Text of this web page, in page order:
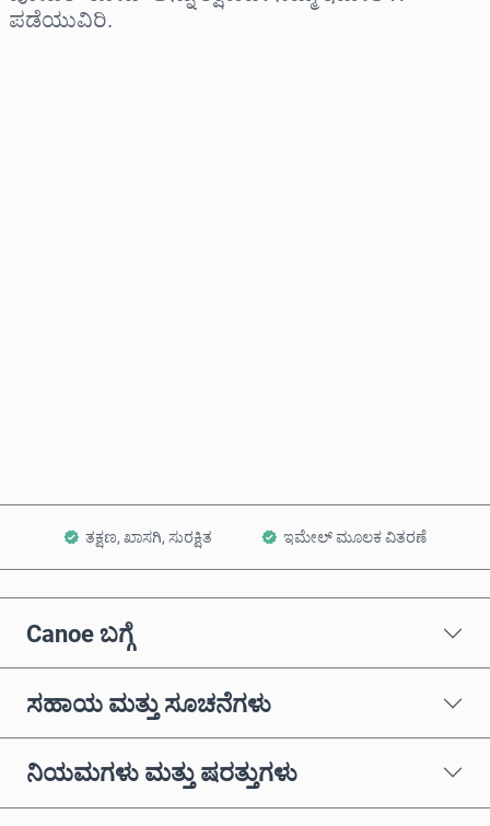
ಪಡೆಯುವಿರಿ.
ತಕ್ಷಣ, ಖಾಸಗಿ, ಸುರಕ್ಷಿತ ಇಮೇಲ್ ಮೂಲಕ ವಿತರಣೆ
Canoe ಬಗ್ಗೆ
ಸಹಾಯ ಮತ್ತು ಸೂಚನೆಗಳು
ನಿಯಮಗಳು ಮತ್ತು ಷರತ್ತುಗಳು